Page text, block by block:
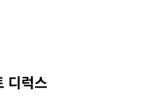
디럭스